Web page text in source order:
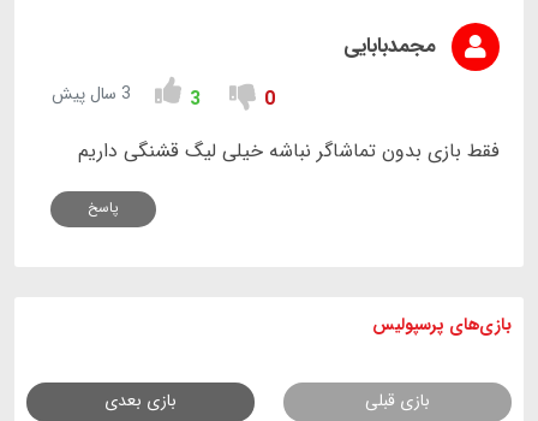
مجمدبابایی
0
3 3 سال پیش
فقط بازی بدون تماشاگر نباشه خیلی لیگ قشنگی داریم
پاسخ
بازی های پرسپولیس
بازی قبلی بازی بعدی